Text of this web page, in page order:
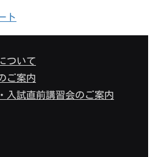
ト
ついて
ご案内
入試直前講習会のご案内